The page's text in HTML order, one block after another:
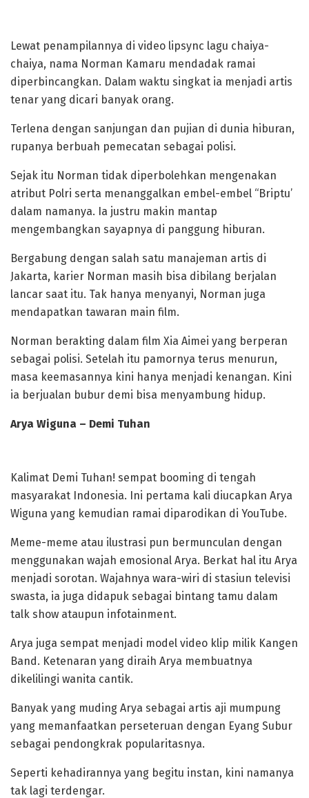
Lewat penampilannya di video lipsync lagu chaiya-
chaiya, nama Norman Kamaru mendadak ramai
diperbincangkan. Dalam waktu singkat ia menjadi artis
tenar yang dicari banyak orang.
Terlena dengan sanjungan dan pujian di dunia hiburan,
rupanya berbuah pemecatan sebagai polisi.
Sejak itu Norman tidak diperbolehkan mengenakan
atribut Polri serta menanggalkan embel-embel “Briptu’
dalam namanya. Ia justru makin mantap
mengembangkan sayapnya di panggung hiburan.
Bergabung dengan salah satu manajeman artis di
Jakarta, karier Norman masih bisa dibilang berjalan
lancar saat itu. Tak hanya menyanyi, Norman juga
mendapatkan tawaran main film.
Norman berakting dalam film Xia Aimei yang berperan
sebagai polisi. Setelah itu pamornya terus menurun,
masa keemasannya kini hanya menjadi kenangan. Kini
ia berjualan bubur demi bisa menyambung hidup.
Arya Wiguna – Demi Tuhan
Kalimat Demi Tuhan! sempat booming di tengah
masyarakat Indonesia. Ini pertama kali diucapkan Arya
Wiguna yang kemudian ramai diparodikan di YouTube.
Meme-meme atau ilustrasi pun bermunculan dengan
menggunakan wajah emosional Arya. Berkat hal itu Arya
menjadi sorotan. Wajahnya wara-wiri di stasiun televisi
swasta, ia juga didapuk sebagai bintang tamu dalam
talk show ataupun infotainment.
Arya juga sempat menjadi model video klip milik Kangen
Band. Ketenaran yang diraih Arya membuatnya
dikelilingi wanita cantik.
Banyak yang muding Arya sebagai artis aji mumpung
yang memanfaatkan perseteruan dengan Eyang Subur
sebagai pendongkrak popularitasnya.
Seperti kehadirannya yang begitu instan, kini namanya
tak lagi terdengar.